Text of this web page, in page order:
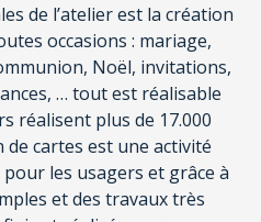
de l’atelier est la création
occasions : mariage,
Noël, invitations,
… tout est réalisable
réalisent plus de 17.000
cartes est une activité
les usagers et grâce à
et des travaux très